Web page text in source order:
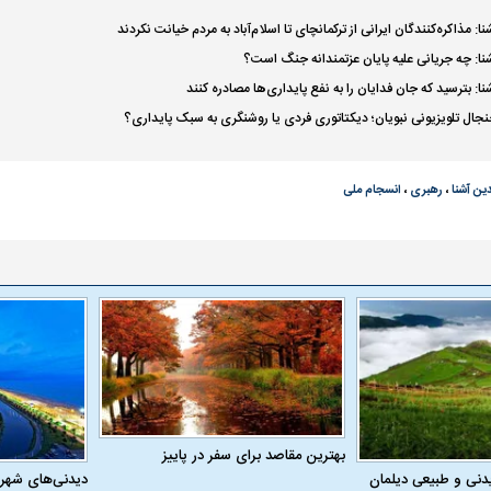
مذاکره‌کنندگان ایرانی از ترکمانچای تا اسلام‌آباد به مردم خیانت نکردند
چه جریانی علیه پایان عزتمندانه جنگ است؟
بترسید که جان فدایان را به نفع پایداری‌ها مصادره کنند
تلویزیونی نبویان؛ دیکتاتوری فردی یا روشنگری به سبک پایداری؟
آشنا، رهبری ، انسجام ملی
و طبیعی دیلمان
بهترین مقاصد برای سفر در پاییز
دیدنی‌های
واژگونی مرگبار سمند در اصفهان | ۴ نفر
عکس| ماجرای کشف جسد ناشناس که
توسط حیوانات خورده شد
پرسپولیس
پیشنهاد ۱۳۲میلیاردی رامین رضاییان به
استقلال
بازگشت اندونگ
هافبک گابنی در